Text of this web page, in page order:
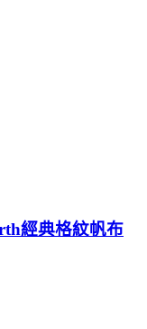
經典格紋帆布